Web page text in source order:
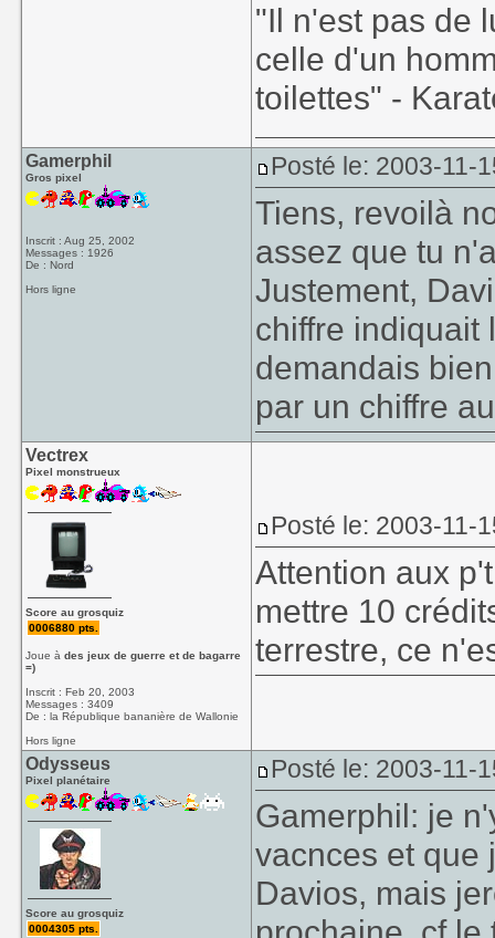
"Il n'est pas de
celle d'un
toilettes" -
Gamerphil
Gros pixel
Inscrit : Aug 25, 2002
Messages : 1926
De : Nord
Hors ligne
Posté le: 2003-11-
Tiens, revoilà
assez que tu
Justement,
chiffre indiquait
demandais
par un chiffre
Vectrex
Pixel monstrueux
Score au grosquiz
0006880 pts.
Joue àdes jeux de guerre et de bagarre
=)
Inscrit : Feb 20, 2003
Messages : 3409
De : la République bananière de Wallonie
Hors ligne
Posté le: 2003-11-
Attention aux
mettre 10
terrestre, ce
Odysseus
Pixel planétaire
Score au grosquiz
0004305 pts.
Posté le: 2003-11-
Gamerphil: je
vacnces et que
Davios, mais